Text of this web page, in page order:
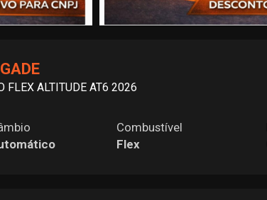
FLEX ALTITUDE AT6 2026
Combustível
Flex